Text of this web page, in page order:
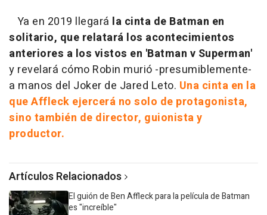
Ya en 2019 llegará la cinta de Batman en
solitario, que relatará los acontecimientos
anteriores a los vistos en 'Batman v Superman'
y revelará cómo Robin murió -presumiblemente-
a manos del Joker de Jared Leto. Una cinta en la
que Affleck ejercerá no solo de protagonista,
sino también de director, guionista y
productor.
Artículos Relacionados
El guión de Ben Affleck para la película de Batman
es "increíble"